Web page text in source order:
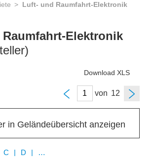
Luft- und Raumfahrt-Elektronik
Elektronik
Download XLS
von
in Geländeübersicht anzeigen
O | P | Q | R | S | T | U | V | W | X | Y | Z